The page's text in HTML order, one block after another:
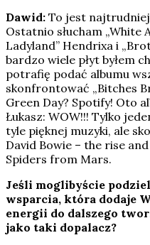
Dawid: To jest
Ostatnio słucham „White
Ladyland” Hendrixa i
bardzo wiele płyt byłem
potrafię podać albumu
skonfrontować „Bitches
Green Day? Spotify! Oto
Łukasz: WOW!!! Tylko
tyle pięknej muzyki, ale
David Bowie – the rise
Spiders from Mars.
Jeśli moglibyście
wsparcia, która dodaje
energii do dalszego
jako taki dopalacz?